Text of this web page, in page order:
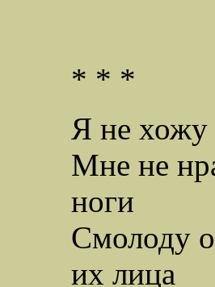
* * *
Я не хожу
Мне не
ноги
Смолоду
их лица